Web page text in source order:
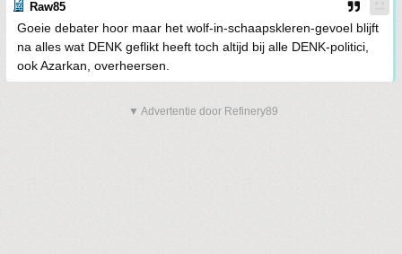
Raw85
Goeie debater hoor maar het wolf-in-schaapskleren-gevoel blijft
na alles wat DENK geflikt heeft toch altijd bij alle DENK-politici,
ook Azarkan, overheersen.
▼ Advertentie door Refinery89